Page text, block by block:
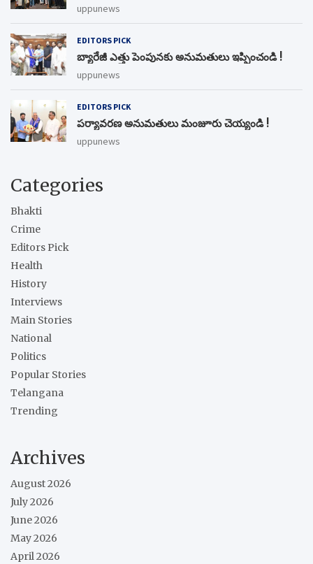
uppunews
EDITORS PICK
బ్యారేజీ ఎత్తు పెంపున‌కు అనుమ‌తులు ఇప్పించండి !
uppunews
EDITORS PICK
ప‌ర్యావ‌ర‌ణ అనుమ‌తులు మంజూరు చెయ్యండి !
uppunews
Categories
Bhakti
Crime
Editors Pick
Health
History
Interviews
Main Stories
National
Politics
Popular Stories
Telangana
Trending
Archives
August 2026
July 2026
June 2026
May 2026
April 2026